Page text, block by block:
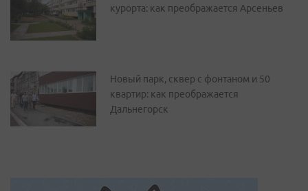
курорта: как преображается Арсеньев
Новый парк, сквер с фонтаном и 50
квартир: как преображается
Дальнегорск